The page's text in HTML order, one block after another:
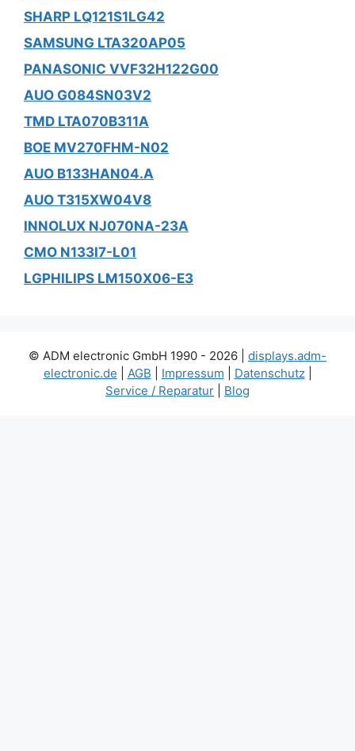
SHARP LQ121S1LG42
SAMSUNG LTA320AP05
PANASONIC VVF32H122G00
AUO G084SN03V2
TMD LTA070B311A
BOE MV270FHM-N02
AUO B133HAN04.A
AUO T315XW04V8
INNOLUX NJ070NA-23A
CMO N133I7-L01
LGPHILIPS LM150X06-E3
© ADM electronic GmbH 1990 - 2026 | displays.adm-
electronic.de
AGB Impressum Datenschutz|
Service / Reparatur
Blog